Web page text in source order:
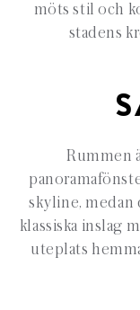
möts stil och
stadens
Rummen
skyline, medan
klassiska inslag
uteplats